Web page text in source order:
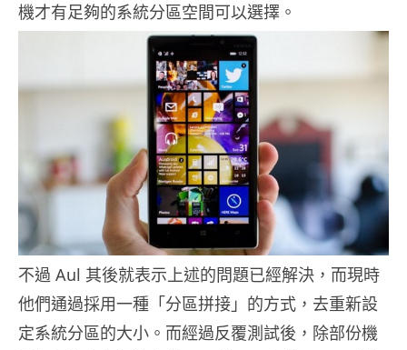
機才有足夠的系統分區空間可以選擇。
不過 Aul 其後就表示上述的問題已經解決，而現時
他們通過採用一種「分區拼接」的方式，去重新設
定系統分區的大小。而經過反覆測試後，除部份機